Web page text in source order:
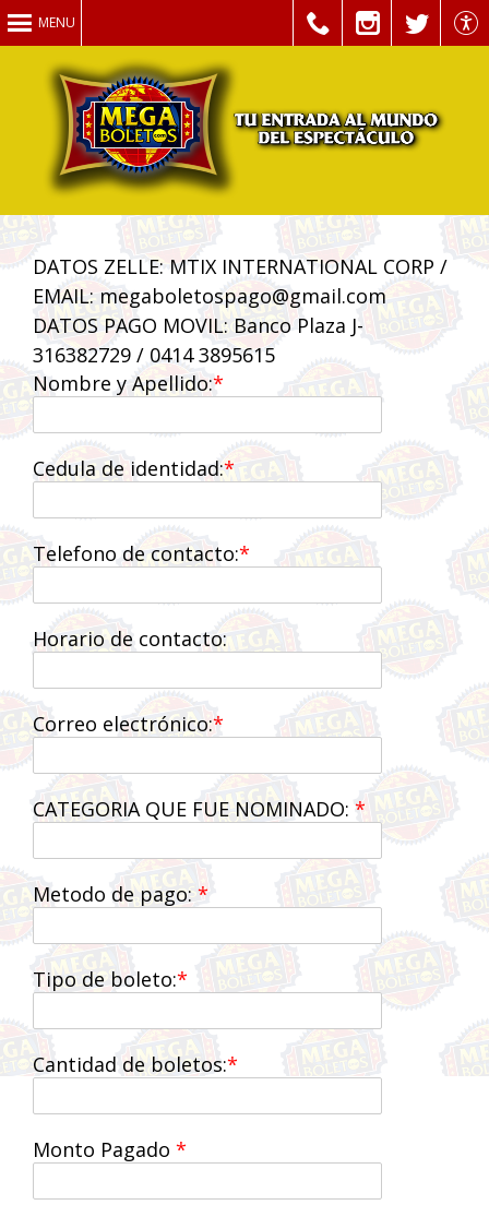
MENU
DATOS ZELLE: MTIX INTERNATIONAL CORP /
EMAIL: megaboletospago@gmail.com
DATOS PAGO MOVIL: Banco Plaza J-
316382729 / 0414 3895615
Nombre y Apellido:
Cedula de identidad:
Telefono de contacto:
Horario de contacto:
Correo electrónico:
CATEGORIA QUE FUE NOMINADO:
Metodo de pago:
Tipo de boleto:
Cantidad de boletos:
Monto Pagado